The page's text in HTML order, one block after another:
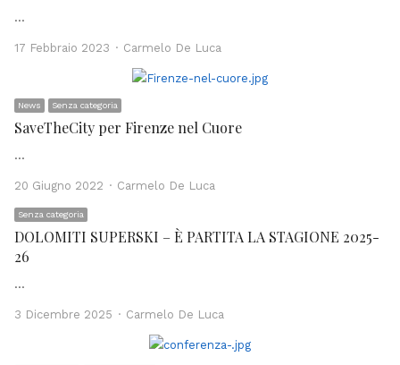
…
17 Febbraio 2023 Author
Carmelo De Luca
News Senza categoria
SaveTheCity per Firenze nel Cuore
…
20 Giugno 2022 Author
Carmelo De Luca
Senza categoria
DOLOMITI SUPERSKI – È PARTITA LA STAGIONE 2025-
26
…
3 Dicembre 2025 Author
Carmelo De Luca